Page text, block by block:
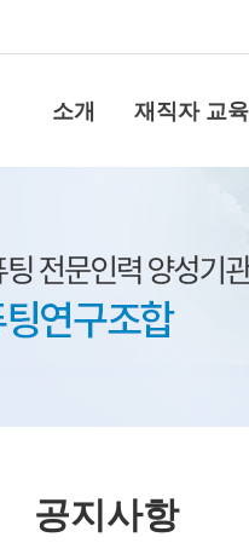
소개 재직자 교육
공지사항